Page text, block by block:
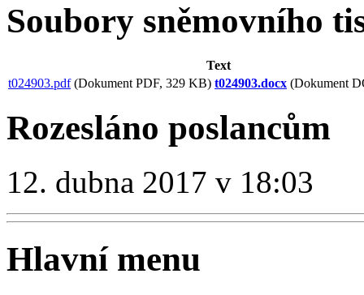
Soubory sněmovního
Text
t024903.pdf(Dokument PDF, 329 KB) t024903.docx (Dokument
Rozesláno poslancům
12. dubna 2017 v 18:03
Hlavní menu